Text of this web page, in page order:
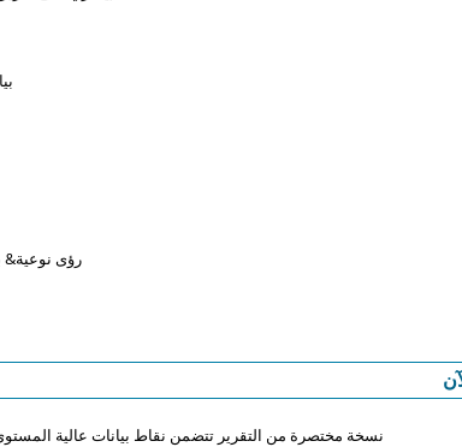
رؤى نوعية&
نسخة مختصرة من التقرير تتضمن نقاط بيانات عالية